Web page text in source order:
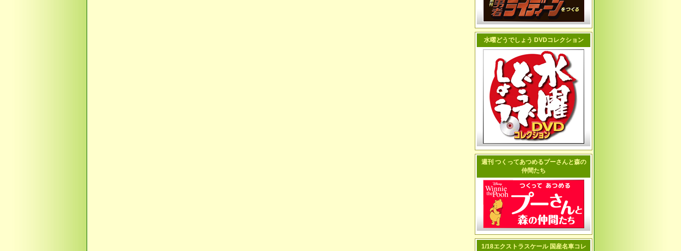
水曜どうでしょう DVDコレクション
週刊 つくってあつめるプーさんと森の
仲間たち
1/18エクストラスケール 国産名車コレ